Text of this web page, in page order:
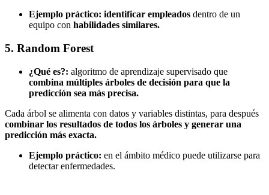
Ejemplo práctico: identificar empleados dentro de un
equipo con habilidades similares.
5. Random Forest
¿Qué es?: algoritmo de aprendizaje supervisado que
combina múltiples árboles de decisión para que la
predicción sea más precisa.
Cada árbol se alimenta con datos y variables distintas, para después
combinar los resultados de todos los árboles y generar una
predicción más exacta.
Ejemplo práctico: en el ámbito médico puede utilizarse para
detectar enfermedades.